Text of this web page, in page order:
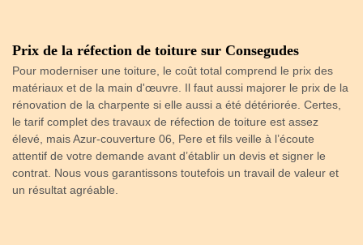
Prix de la réfection de toiture sur Consegudes
Pour moderniser une toiture, le coût total comprend le prix des
matériaux et de la main d'œuvre. Il faut aussi majorer le prix de la
rénovation de la charpente si elle aussi a été détériorée. Certes,
le tarif complet des travaux de réfection de toiture est assez
élevé, mais Azur-couverture 06, Pere et fils veille à l’écoute
attentif de votre demande avant d’établir un devis et signer le
contrat. Nous vous garantissons toutefois un travail de valeur et
un résultat agréable.